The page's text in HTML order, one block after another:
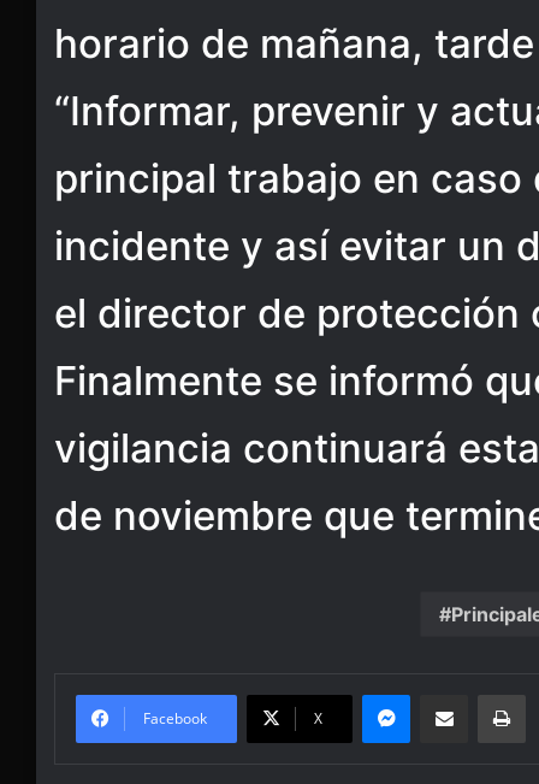
horario de mañana,
“Informar, prevenir y
principal trabajo en
incidente y así evitar un
el director de protección
Finalmente se informó
vigilancia continuará
de noviembre que
Facebook X
Messenger
Share via Email